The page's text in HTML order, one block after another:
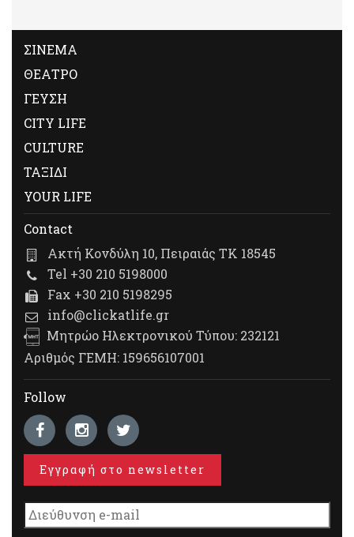
ΣΙΝΕΜΑ
ΘΕΑΤΡΟ
ΓΕΥΣΗ
CITY LIFE
CULTURE
ΤΑΞΙΔΙ
YOUR LIFE
Contact
Ακτή Κονδύλη 10, Πειραιάς ΤΚ 18545
Tel +30 210 5198000
Fax +30 210 5198295
info@clickatlife.gr
Μητρώο Ηλεκτρονικού Τύπου: 232121
Αριθμός ΓΕΜΗ: 159656107001
Follow
Εγγραφή στο newsletter